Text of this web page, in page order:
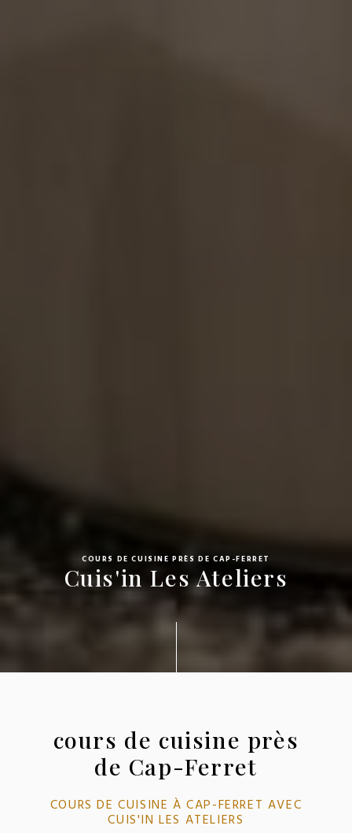
COURS DE CUISINE PRÈS DE CAP-FERRET
Cuis'in Les Ateliers
cours de cuisine près
de Cap-Ferret
COURS DE CUISINE À CAP-FERRET AVEC
CUIS'IN LES ATELIERS